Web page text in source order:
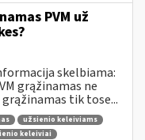
PVM už
skelbiama:
grąžinamas ne
tik tose...
užsienio keleiviams
keleiviai